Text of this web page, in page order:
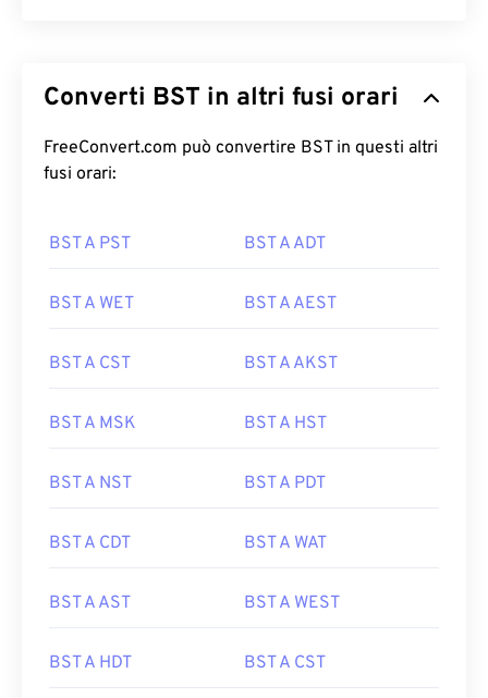
Converti BST in altri fusi orari
FreeConvert.com può convertire BST in questi altri
fusi orari:
BST A PST BST A ADT
BST A WET BST A AEST
BST A CST BST A AKST
BST A MSK BST A HST
BST A NST BST A PDT
BST A CDT BST A WAT
BST A AST BST A WEST
BST A HDT BST A CST